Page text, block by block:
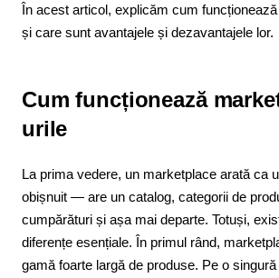
În acest articol, explicăm cum
și care sunt avantajele și dezavantajele lor.
Cum funcționează
urile
La prima vedere, un marketplace arată ca
obișnuit — are un catalog, categorii de
cumpărături și așa mai departe. Totuși,
diferențe esențiale. În primul rând,
gamă foarte largă de produse. Pe o